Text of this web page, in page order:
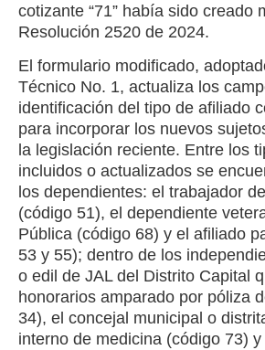
cotizante “71” había sido creado
Resolución 2520 de 2024.
El formulario modificado,
Técnico No. 1, actualiza los
identificación del tipo de afiliado
para incorporar los nuevos
la legislación reciente. Entre los
incluidos o actualizados se
los dependientes: el trabajador
(código 51), el dependiente
Pública (código 68) y el afiliado
53 y 55); dentro de los
o edil de JAL del Distrito Capital
honorarios amparado por póliza
34), el concejal municipal o
interno de medicina (código 73)